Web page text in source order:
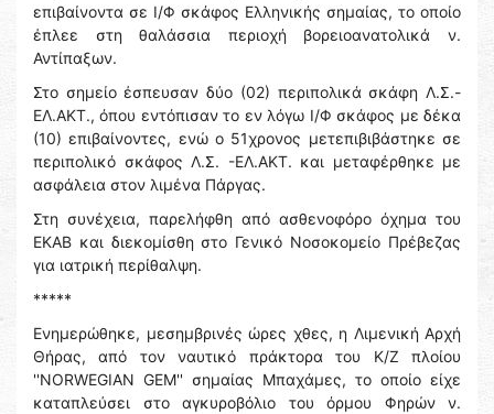
επιβαίνοντα σε Ι/Φ σκάφος Ελληνικής σημαίας, το οποίο
έπλεε στη θαλάσσια περιοχή βορειοανατολικά ν.
Αντίπαξων.
Στο σημείο έσπευσαν δύο (02) περιπολικά σκάφη Λ.Σ.-
ΕΛ.ΑΚΤ., όπου εντόπισαν το εν λόγω Ι/Φ σκάφος με δέκα
(10) επιβαίνοντες, ενώ ο 51χρονος μετεπιβιβάστηκε σε
περιπολικό σκάφος Λ.Σ. -ΕΛ.ΑΚΤ. και μεταφέρθηκε με
ασφάλεια στον λιμένα Πάργας.
Στη συνέχεια, παρελήφθη από ασθενοφόρο όχημα του
ΕΚΑΒ και διεκομίσθη στο Γενικό Νοσοκομείο Πρέβεζας
για ιατρική περίθαλψη.
*****
Ενημερώθηκε, μεσημβρινές ώρες χθες, η Λιμενική Αρχή
Θήρας, από τον ναυτικό πράκτορα του Κ/Ζ πλοίου
''NORWEGIAN GEM'' σημαίας Μπαχάμες, το οποίο είχε
καταπλεύσει στο αγκυροβόλιο του όρμου Φηρών ν.